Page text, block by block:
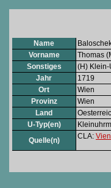
Name
Vorname
Thomas
Sonstiges
(H) Klein-
Jahr
1719
Ort
Wien
Provinz
Wien
Land
U-Typ(en)
Quelle(n)
CLA: